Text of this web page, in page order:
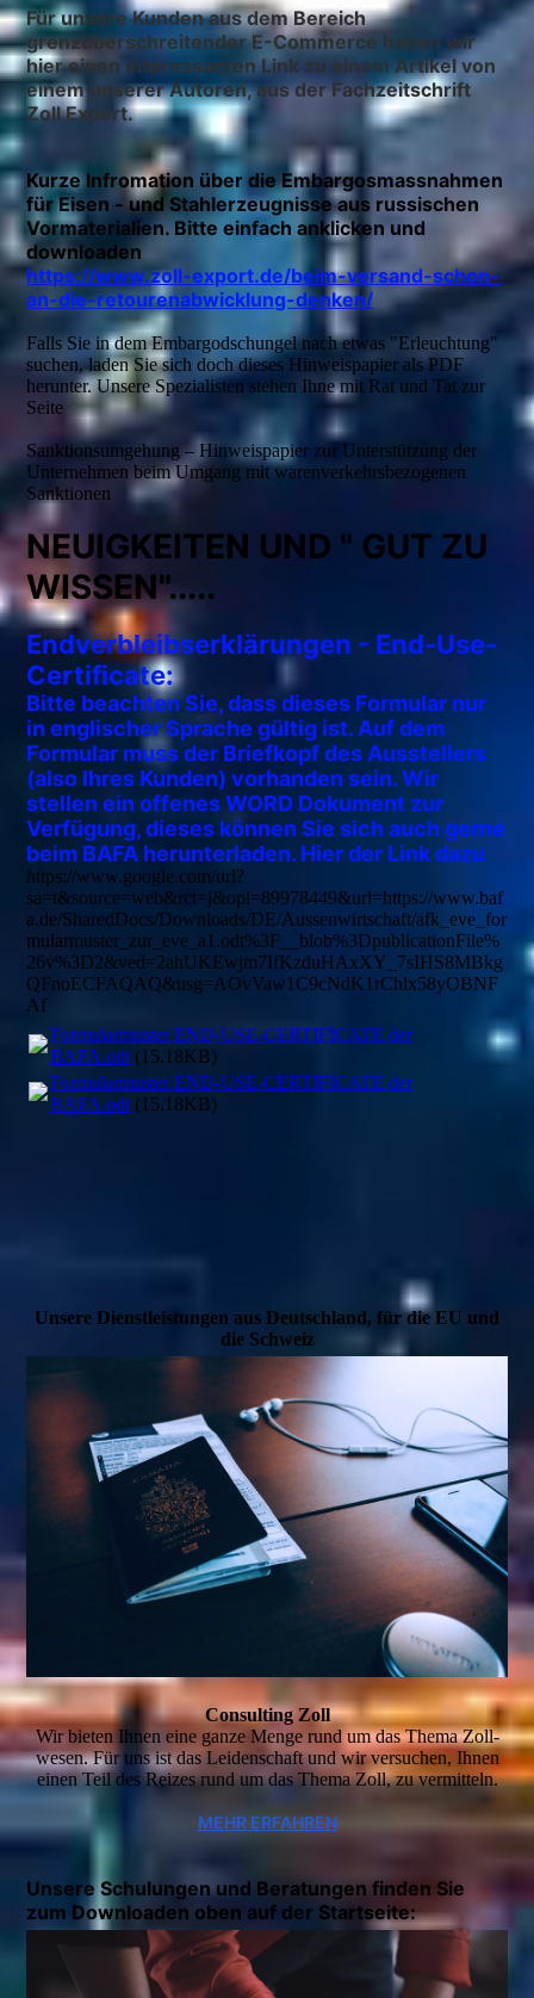
Für unsere Kunden aus dem Bereich
grenzüberschreitender E-Commerce haben wir
hier einen interessanten Link zu einem Artikel von
einem unserer Autoren, aus der Fachzeitschrift
Zoll Export.
Kurze Infromation über die Embargosmassnahmen
für Eisen - und Stahlerzeugnisse aus russischen
Vormaterialien. Bitte einfach anklicken und
downloaden
https://www.zoll-export.de/beim-versand-schon-
an-die-retourenabwicklung-denken/
Falls Sie in dem Embargodschungel nach etwas "Erleuchtung"
suchen, laden Sie sich doch dieses Hinweispapier als PDF
herunter. Unsere Spezialisten stehen Ihne mit Rat und Tat zur
Seite
Sanktionsumgehung – Hinweispapier zur Unterstützung der
Unternehmen beim Umgang mit warenverkehrsbezogenen
Sanktionen
NEUIGKEITEN UND " GUT ZU
WISSEN".....
Endverbleibserklärungen - End-Use-
Certificate:
Bitte beachten Sie, dass dieses Formular nur
in englischer Sprache gültig ist. Auf dem
Formular muss der Briefkopf des Ausstellers
(also Ihres Kunden) vorhanden sein. Wir
stellen ein offenes WORD Dokument zur
Verfügung, dieses können Sie sich auch gerne
beim BAFA herunterladen. Hier der Link dazu
https://www.google.com/url?
sa=t&source=web&rct=j&opi=89978449&url=https://www.baf
a.de/SharedDocs/Downloads/DE/Aussenwirtschaft/afk_eve_for
mularmuster_zur_eve_a1.odt%3F__blob%3DpublicationFile%
26v%3D2&ved=2ahUKEwjm7IfKzduHAxXY_7sIHS8MBkg
QFnoECFAQAQ&usg=AOvVaw1C9cNdK1rChlx58yOBNF
Af
Formularmuster END-USE-CERTIFICATE der
BAFA.odt (15.18KB)
Formularmuster END-USE-CERTIFICATE der
BAFA.odt (15.18KB)
Unsere Dienstleistungen aus Deutschland, für die EU und
die Schweiz
Consulting Zoll
Wir bieten Ihnen eine ganze Menge rund um das Thema Zoll­
wesen. Für uns ist das Leidenschaft und wir versuchen, Ihnen
einen Teil des Reizes rund um das Thema Zoll, zu vermitteln.
MEHR ERFAHREN
Unsere Schulungen und Beratungen finden Sie
zum Downloaden oben auf der Startseite: